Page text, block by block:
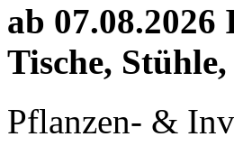
ab
Tische,
Pflanzen- &